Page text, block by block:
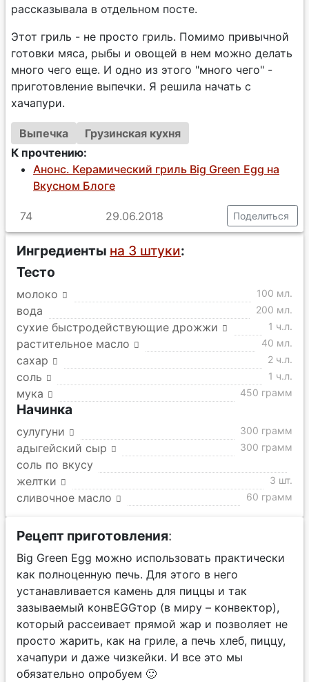
рассказывала в отдельном посте.
Этот гриль - не просто гриль. Помимо привычной
готовки мяса, рыбы и овощей в нем можно делать
много чего еще. И одно из этого "много чего" -
приготовление выпечки. Я решила начать с
хачапури.
Выпечка
Грузинская кухня
К прочтению:
Анонс. Керамический гриль Big Green Egg на
Вкусном Блоге
74 29.06.2018 Поделиться
Ингредиенты на 3 штуки:
Тесто
молоко 100 мл.
вода 200 мл.
сухие быстродействующие дрожжи 1 ч.л.
растительное масло 40 мл.
сахар 2 ч.л.
соль 1 ч.л.
мука 450 грамм
Начинка
сулугуни 300 грамм
адыгейский сыр 300 грамм
соль по вкусу
желтки
3 шт.
сливочное масло 60 грамм
Рецепт приготовления:
Big Green Egg можно использовать практически
как полноценную печь. Для этого в него
устанавливается камень для пиццы и так
зазываемый конвEGGтор (в миру – конвектор),
который рассеивает прямой жар и позволяет не
просто жарить, как на гриле, а печь хлеб, пиццу,
хачапури и даже чизкейки. И все это мы
обязательно опробуем 🙂